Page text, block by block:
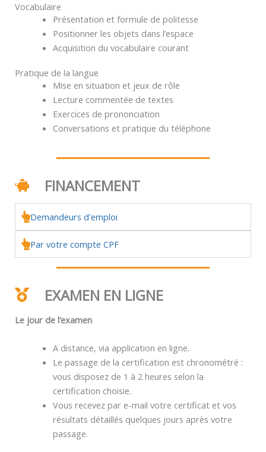
Vocabulaire
Présentation et formule de politesse
Positionner les objets dans l’espace
Acquisition du vocabulaire courant
Pratique de la langue
Mise en situation et jeux de rôle
Lecture commentée de textes
Exercices de prononciation
Conversations et pratique du téléphone
FINANCEMENT
Demandeurs d'emploi
Par votre compte CPF
EXAMEN EN LIGNE
Le jour de l’examen
A distance, via application en ligne.
Le passage de la certification est chronométré :
vous disposez de 1 à 2 heures selon la
certification choisie.
Vous recevez par e-mail votre certificat et vos
résultats détaillés quelques jours après votre
passage.